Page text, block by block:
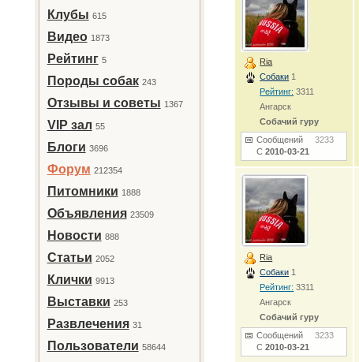
Клубы 615
Видео 1873
Рейтинг 5
Породы собак 243
Отзывы и советы 1367
VIP зал 55
Блоги 3696
Форум 212354
Питомники 1888
Объявления 23509
Новости 888
Статьи 2052
Клички 9913
Выставки 253
Развлечения 31
Пользователи 58644
Ria
Собаки 1
Рейтинг: 3311
Ангарск
Собачий гуру
Сообщений3233
С2010-03-21
Ria
Собаки 1
Рейтинг: 3311
Ангарск
Собачий гуру
Сообщений3233
С2010-03-21